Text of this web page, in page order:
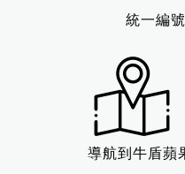
統一編
導航到牛盾蘋